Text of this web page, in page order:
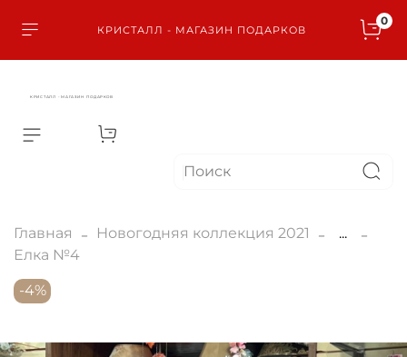
КРИСТАЛЛ - МАГАЗИН ПОДАРКОВ
0
КРИСТАЛЛ - МАГАЗИН ПОДАРКОВ
Главная Новогодняя коллекция 2021
...
Елка №4
-4%